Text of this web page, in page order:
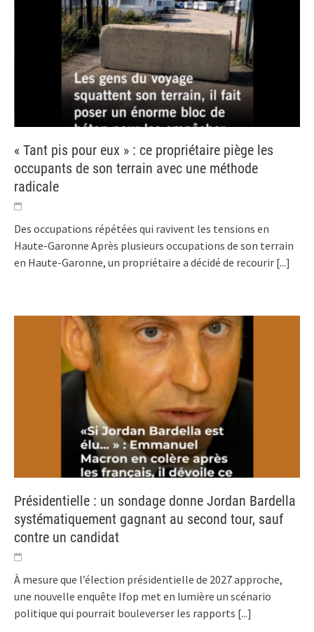
« Tant pis pour eux » : ce propriétaire piège les
occupants de son terrain avec une méthode
radicale
Des occupations répétées qui ravivent les tensions en
Haute-Garonne Après plusieurs occupations de son terrain
en Haute-Garonne, un propriétaire a décidé de recourir [...]
Présidentielle : un sondage donne Jordan Bardella
systématiquement gagnant au second tour, sauf
contre un candidat
À mesure que l’élection présidentielle de 2027 approche,
une nouvelle enquête Ifop met en lumière un scénario
politique qui pourrait bouleverser les rapports [...]